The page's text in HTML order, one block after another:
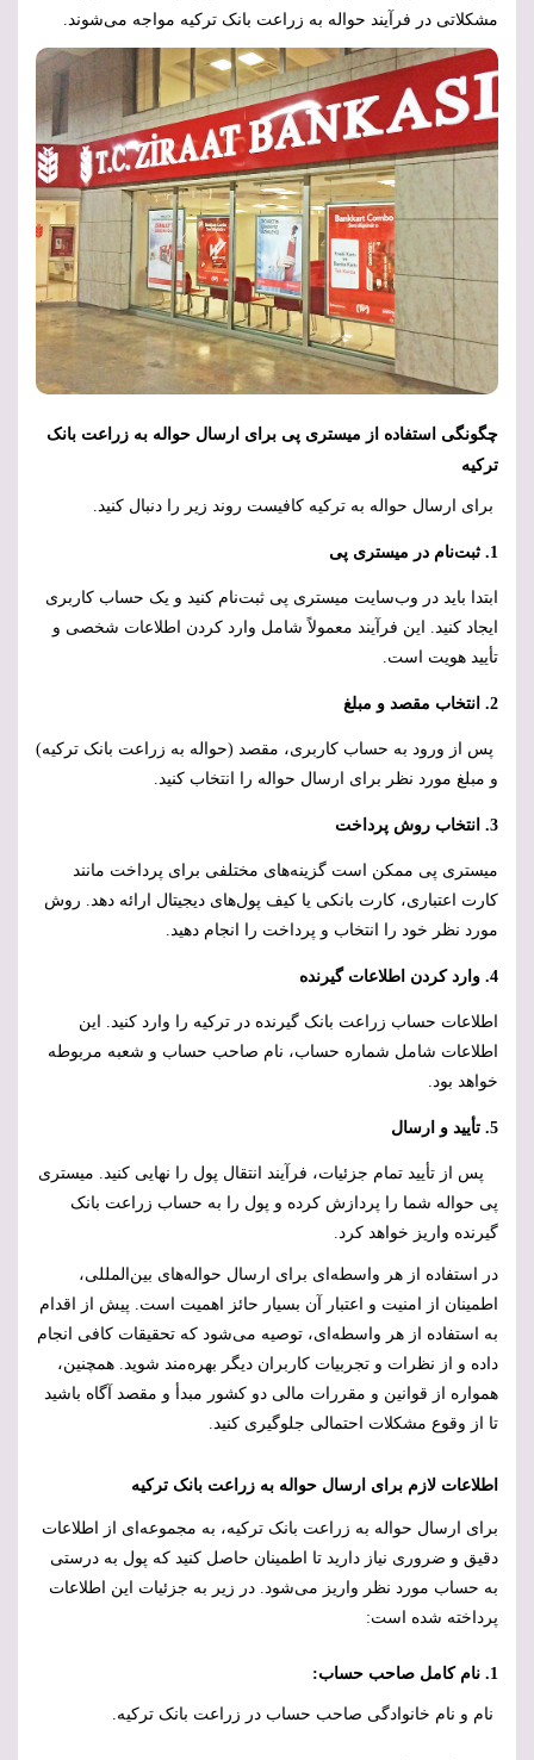
مشکلاتی در فرآیند حواله به زراعت بانک ترکیه مواجه می‌شوند.
چگونگی استفاده از میستری پی برای ارسال حواله به زراعت بانک
ترکیه
برای ارسال حواله به ترکیه کافیست روند زیر را دنبال کنید.
1. ثبت‌نام در میستری پی
ابتدا باید در وب‌سایت میستری پی ثبت‌نام کنید و یک حساب کاربری
ایجاد کنید. این فرآیند معمولاً شامل وارد کردن اطلاعات شخصی و
تأیید هویت است.
2. انتخاب مقصد و مبلغ
پس از ورود به حساب کاربری، مقصد (حواله به زراعت بانک ترکیه)
و مبلغ مورد نظر برای ارسال حواله را انتخاب کنید.
3. انتخاب روش پرداخت
میستری پی ممکن است گزینه‌های مختلفی برای پرداخت مانند
کارت اعتباری، کارت بانکی یا کیف پول‌های دیجیتال ارائه دهد. روش
مورد نظر خود را انتخاب و پرداخت را انجام دهید.
4. وارد کردن اطلاعات گیرنده
اطلاعات حساب زراعت بانک گیرنده در ترکیه را وارد کنید. این
اطلاعات شامل شماره حساب، نام صاحب حساب و شعبه مربوطه
خواهد بود.
5. تأیید و ارسال
پس از تأیید تمام جزئیات، فرآیند انتقال پول را نهایی کنید. میستری
پی حواله شما را پردازش کرده و پول را به حساب زراعت بانک
گیرنده واریز خواهد کرد.
در استفاده از هر واسطه‌ای برای ارسال حواله‌های بین‌المللی،
اطمینان از امنیت و اعتبار آن بسیار حائز اهمیت است. پیش از اقدام
به استفاده از هر واسطه‌ای، توصیه می‌شود که تحقیقات کافی انجام
داده و از نظرات و تجربیات کاربران دیگر بهره‌مند شوید. همچنین،
همواره از قوانین و مقررات مالی دو کشور مبدأ و مقصد آگاه باشید
تا از وقوع مشکلات احتمالی جلوگیری کنید.
اطلاعات لازم برای ارسال حواله به زراعت بانک ترکیه
برای ارسال حواله به زراعت بانک ترکیه، به مجموعه‌ای از اطلاعات
دقیق و ضروری نیاز دارید تا اطمینان حاصل کنید که پول به درستی
به حساب مورد نظر واریز می‌شود. در زیر به جزئیات این اطلاعات
پرداخته شده است:
1. نام کامل صاحب حساب:
نام و نام خانوادگی صاحب حساب در زراعت بانک ترکیه.